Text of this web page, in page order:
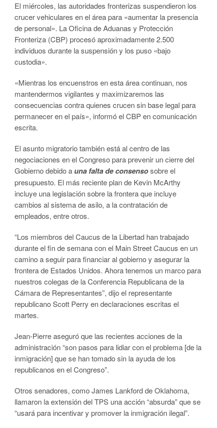
El miércoles, las autoridades fronterizas suspendieron los
crucer vehiculares en el área para «aumentar la presencia
de personal». La Oficina de Aduanas y Protección
Fronteriza (CBP) procesó aproximadamente 2.500
individuos durante la suspensión y los puso «bajo
custodia».
«Mientras los encuenstros en esta área continuan, nos
mantendermos vigilantes y maximizaremos las
consecuencias contra quienes crucen sin base legal para
permanecer en el país», informó el CBP en comunicación
escrita.
El asunto migratorio también está al centro de las
negociaciones en el Congreso para prevenir un cierre del
Gobierno debido auna falta de consensosobre el
presupuesto. El más reciente plan de Kevin McArthy
incluye una legislación sobre la frontera que incluye
cambios al sistema de asilo, a la contratación de
empleados, entre otros.
“Los miembros del Caucus de la Libertad han trabajado
durante el fin de semana con el Main Street Caucus en un
camino a seguir para financiar al gobierno y asegurar la
frontera de Estados Unidos. Ahora tenemos un marco para
nuestros colegas de la Conferencia Republicana de la
Cámara de Representantes”, dijo el representante
republicano Scott Perry en declaraciones escritas el
martes.
Jean-Pierre aseguró que las recientes acciones de la
administración “son pasos para lidiar con el problema [de la
inmigración] que se han tomado sin la ayuda de los
republicanos en el Congreso”.
Otros senadores, como James Lankford de Oklahoma,
llamaron la extensión del TPS una acción “absurda” que se
“usará para incentivar y promover la inmigración ilegal”.